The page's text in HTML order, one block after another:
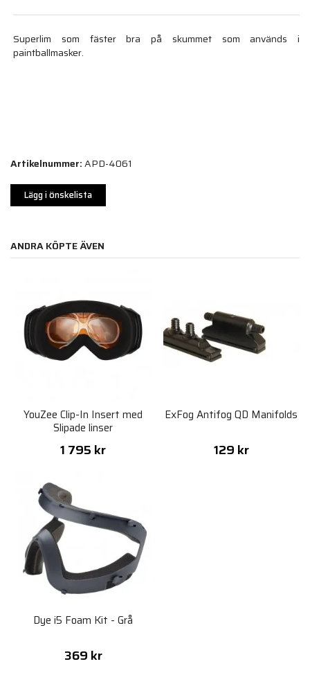
Superlim som fäster bra på skummet som används i
paintballmasker.
Artikelnummer:APD-4061
Lägg i önskelista
ANDRA KÖPTE ÄVEN
YouZee Clip-In Insert med
Slipade linser
1 795 kr
ExFog Antifog QD Manifolds
129 kr
Dye i5 Foam Kit - Grå
369 kr